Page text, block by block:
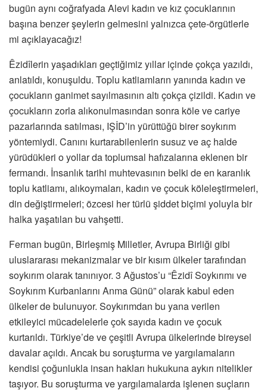
bugün aynı coğrafyada Alevi kadın ve kız çocuklarının
başına benzer şeylerin gelmesini yalnızca çete-örgütlerle
mi açıklayacağız!
Êzidîlerin yaşadıkları geçtiğimiz yıllar içinde çokça yazıldı,
anlatıldı, konuşuldu. Toplu katliamların yanında kadın ve
çocukların ganimet sayılmasının altı çokça çizildi. Kadın ve
çocukların zorla alıkonulmasından sonra köle ve cariye
pazarlarında satılması, IŞİD’in yürüttüğü birer soykırım
yöntemiydi. Canını kurtarabilenlerin susuz ve aç halde
yürüdükleri o yollar da toplumsal hafızalarına eklenen bir
fermandı. İnsanlık tarihi muhtevasının belki de en karanlık
toplu katliamı, alıkoymaları, kadın ve çocuk köleleştirmeleri,
din değiştirmeleri; özcesi her türlü şiddet biçimi yoluyla bir
halka yaşatılan bu vahşetti.
Ferman bugün, Birleşmiş Milletler, Avrupa Birliği gibi
uluslararası mekanizmalar ve bir kısım ülkeler tarafından
soykırım olarak tanınıyor. 3 Ağustos’u “Êzidî Soykırımı ve
Soykırım Kurbanlarını Anma Günü” olarak kabul eden
ülkeler de bulunuyor. Soykırımdan bu yana verilen
etkileyici mücadelelerle çok sayıda kadın ve çocuk
kurtarıldı. Türkiye’de ve çeşitli Avrupa ülkelerinde bireysel
davalar açıldı. Ancak bu soruşturma ve yargılamaların
kendisi çoğunlukla insan hakları hukukuna aykırı nitelikler
taşıyor. Bu soruşturma ve yargılamalarda işlenen suçların